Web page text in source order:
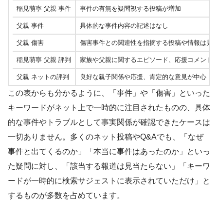
稲見萌寧 父親 事件 事件の有無を疑問視する投稿が増加
父親 事件 具体的な事件内容の記述はなし
父親 傷害 傷害事件との関連性を指摘する投稿や情報は見
稲見萌寧 父親 評判 家族や父親に関するエピソード、応援コメント
父親 ネットの評判 良好な親子関係や応援、肯定的な意見が中心
この表からも分かるように、「事件」や「傷害」といった
キーワードがネット上で一時的に注目されたものの、具体
的な事件やトラブルとして事実関係が確認できたケースは
一切ありません。多くのネット投稿やQ&Aでも、「なぜ
事件と出てくるのか」「本当に事件はあったのか」といっ
た疑問に対し、「該当する報道は見当たらない」「キーワ
ードが一時的に検索サジェストに表示されていただけ」と
するものが多数を占めています。